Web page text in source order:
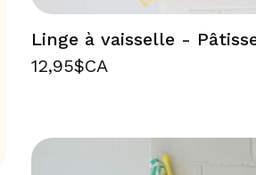
Linge à vaisselle -
12,95$CA